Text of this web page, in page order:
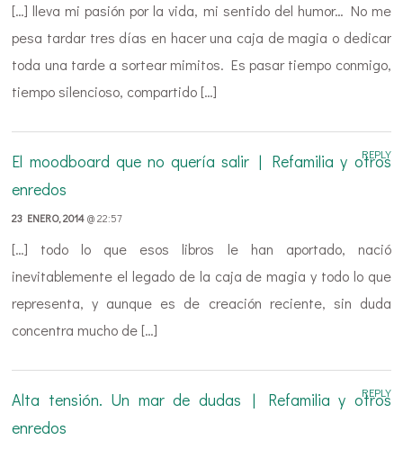
[…] lleva mi pasión por la vida, mi sentido del humor… No me
pesa tardar tres días en hacer una caja de magia o dedicar
toda una tarde a sortear mimitos. Es pasar tiempo conmigo,
tiempo silencioso, compartido […]
El moodboard que no quería salir | Refamilia y otros
enredos
23 ENERO, 2014@ 22:57
[…] todo lo que esos libros le han aportado, nació
inevitablemente el legado de la caja de magia y todo lo que
representa, y aunque es de creación reciente, sin duda
concentra mucho de […]
REPLY
Alta tensión. Un mar de dudas | Refamilia y otros
enredos
REPLY